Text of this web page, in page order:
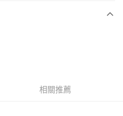
相關推薦